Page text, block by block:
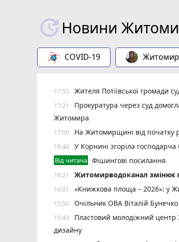
Новини
COVID-19 Житомир
17:55 Жителя Потіївської громади
17:21
Прокуратура через суд
Житомира
17:00 На Житомирщині від початку
16:40 У Корнині згоріла
Від читача Фішингові посилання
16:21 Житомирводоканал змінює
16:01 «Книжкова площа – 2026»: у
15:50 Очільник ОВА Віталій
15:43
Пластовий молодіжний центр
дизайну